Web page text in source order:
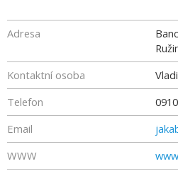
Adresa
Kontaktní osoba
Telefon
Email
WWW